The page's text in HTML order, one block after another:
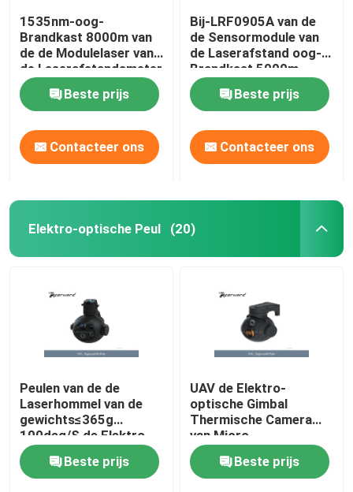
1535nm-oog-
Brandkast 8000m van
de de Modulelaser van
de Laserafstandsmeter
de Afstandsmodule
Beste prijs
Contacteer ons
Bij-LRF0905A van de
de Sensormodule van
de Laserafstand oog-
Brandkast 5000m
Lasergolflengte
1535nmBeste prijs
Contacteer ons
Elektro-optische Peul (20)
Peulen van de de
Laserhommel van de
gewichts≤365g
100deg/S de Elektro-
optische Peul
ZichtbareBeste prijs
UAV de Elektro-
optische Gimbal
Thermische Camera
van Micro-
Nauwkeurigheid
77×78×83 Mm
Peuldimensionsion
Beste prijs